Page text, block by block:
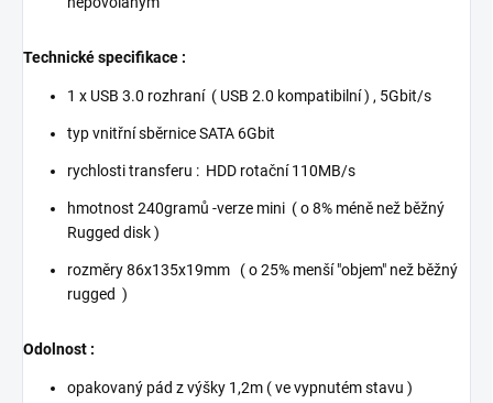
Technické specifikace :
1 x USB 3.0 rozhraní ( USB 2.0 kompatibilní ) , 5Gbit/s
typ vnitřní sběrnice SATA 6Gbit
rychlosti transferu : HDD rotační 110MB/s
hmotnost 240gramů -verze mini ( o 8% méně než běžný
Rugged disk )
rozměry 86x135x19mm ( o 25% menší "objem" než běžný
rugged )
Odolnost :
opakovaný pád z výšky 1,2m ( ve vypnutém stavu )